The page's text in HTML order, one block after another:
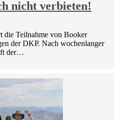
nicht verbieten!
die Teilnahme von Booker
der DKP. Nach wochenlanger
der…